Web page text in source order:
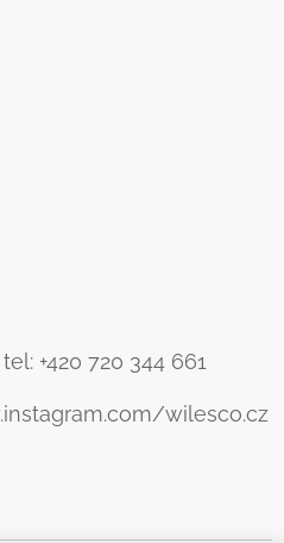
tel: +420 720 344 661
wilesco.cz